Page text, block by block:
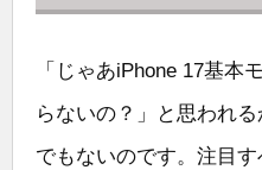
「じゃあiPhone 17基本
らないの？」と思われ
でもないのです。注目